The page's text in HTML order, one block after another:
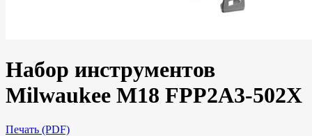
Набор инструментов
Milwaukee M18 FPP2A3-502X
Печать (PDF)